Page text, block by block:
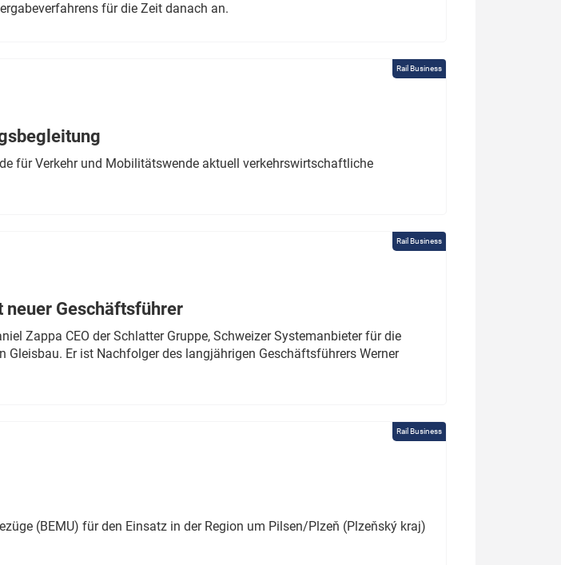
für die Zeit danach an.
Rail Business
für Verkehr und Mobilitätswende aktuell verkehrswirtschaftliche
Rail Business
neuer Geschäftsführer
Zappa CEO der Schlatter Gruppe, Schweizer Systemanbieter für die
Gleisbau. Er ist Nachfolger des langjährigen Geschäftsführers Werner
Rail Business
(BEMU) für den Einsatz in der Region um Pilsen/Plzeň (Plzeňský kraj)